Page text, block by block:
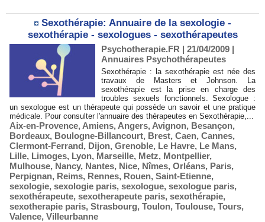
Sexothérapie: Annuaire de la sexologie -
sexothérapie - sexologues - sexothérapeutes
Psychotherapie.FR | 21/04/2009 |
Annuaires Psychothérapeutes
Sexothérapie : la sexothérapie est née des
travaux de Masters et Johnson. La
sexothérapie est la prise en charge des
troubles sexuels fonctionnels. Sexologue :
un sexologue est un thérapeute qui possède un savoir et une pratique
médicale. Pour consulter l'annuaire des thérapeutes en Sexothérapie,...
Aix-en-Provence, Amiens, Angers, Avignon, Besançon,
Bordeaux, Boulogne-Billancourt, Brest, Caen, Cannes,
Clermont-Ferrand, Dijon, Grenoble, Le Havre, Le Mans,
Lille, Limoges, Lyon, Marseille, Metz, Montpellier,
Mulhouse, Nancy, Nantes, Nice, Nîmes, Orléans, Paris,
Perpignan, Reims, Rennes, Rouen, Saint-Etienne,
sexologie, sexologie paris, sexologue, sexologue paris,
sexothérapeute, sexotherapeute paris, sexothérapie,
sexotherapie paris, Strasbourg, Toulon, Toulouse, Tours,
Valence, Villeurbanne